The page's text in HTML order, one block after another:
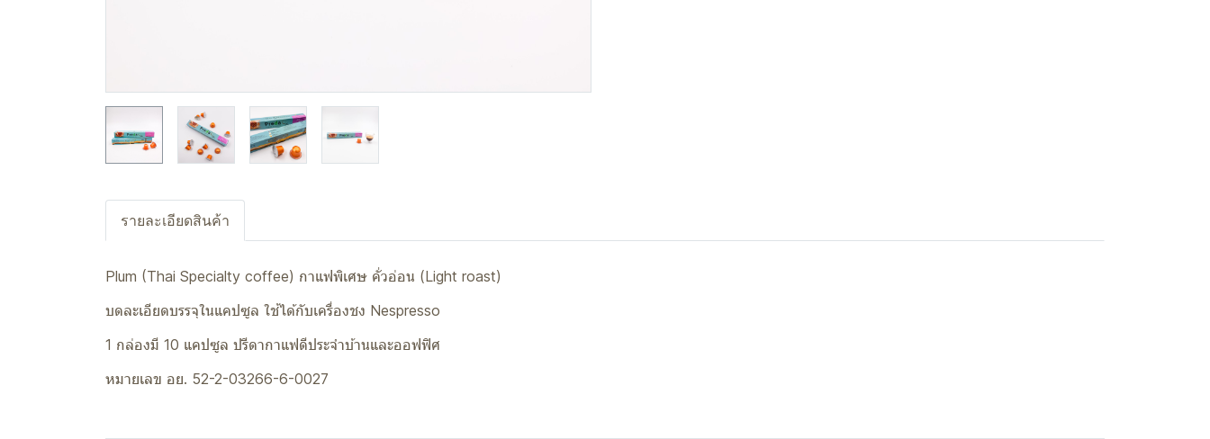
รายละเอียดสินค้า
Plum (Thai Specialty coffee) กาแฟพิเศษ คั่วอ่อน (Light roast)
บดละเอียดบรรจุในแคปซูล ใช้ได้กับเครื่องชง Nespresso
1 กล่องมี 10 แคปซูล ปรีดากาแฟดีประจำบ้านและออฟฟิศ
หมายเลข อย. 52-2-03266-6-0027